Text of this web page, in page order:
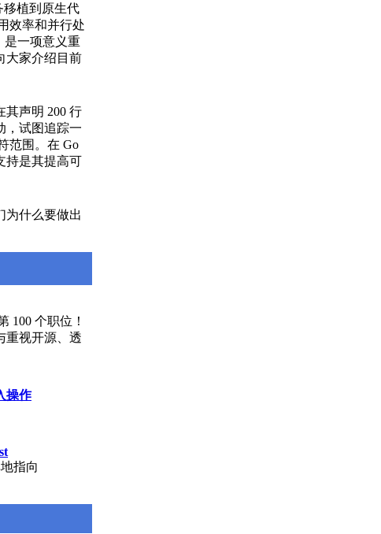
移植到原生代
效率和并行处
是一项意义重
大家介绍目前
其声明 200 行
，试图追踪一
范围。在 Go
持是其提高可
为什么要做出
100 个职位！
重视开源、透
操作
指向